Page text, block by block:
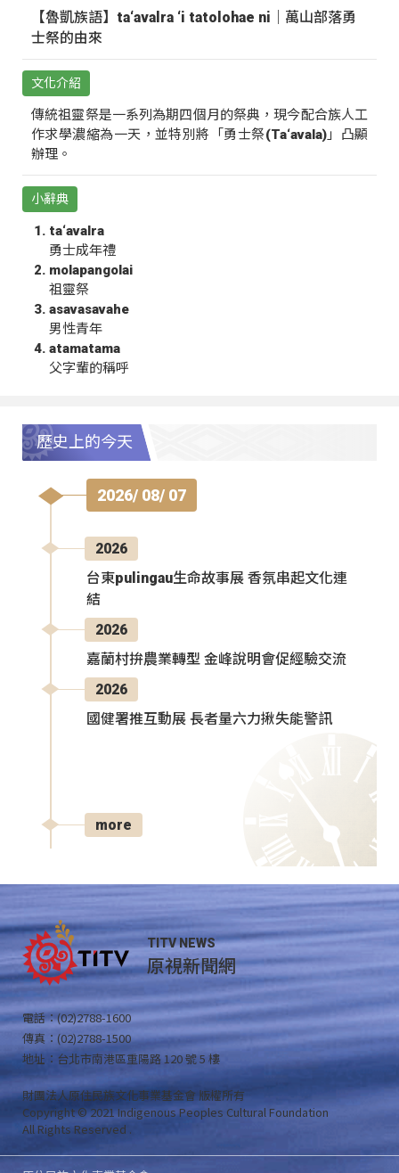
【魯凱族語】ta‘avalra ‘i tatolohae ni｜萬山部落勇
士祭的由來
文化介紹
傳統祖靈祭是一系列為期四個月的祭典，現今配合族人工
作求學濃縮為一天，並特別將「勇士祭(Ta‘avala)」凸顯
辦理。
小辭典
ta‘avalra
勇士成年禮
molapangolai
祖靈祭
asavasavahe
男性青年
atamatama
父字輩的稱呼
歷史上的今天
2026/ 08/ 07
2026
台東pulingau生命故事展 香氛串起文化連
結
2026
嘉蘭村拚農業轉型 金峰說明會促經驗交流
2026
國健署推互動展 長者量六力揪失能警訊
more
TITV NEWS
原視新聞網
電話：(02)2788-1600
傳真：(02)2788-1500
地址：台北市南港區重陽路 120 號 5 樓
財團法人原住民族文化事業基金會 版權所有
Copyright © 2021 Indigenous Peoples Cultural Foundation
All Rights Reserved .